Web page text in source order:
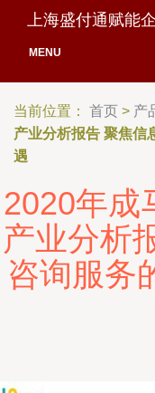
上海盛付通赋能
MENU
当前位置： 首页 > 产
产业分析报告 聚焦信
遇
2020年成
产业分析
咨询服务